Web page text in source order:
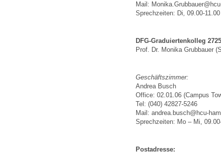
Mail:
Sprechzeiten: Di, 09.00-
DFG-Graduiertenkolleg
Prof. Dr. Monika Grubbauer
Geschäftszimmer:
Andrea Busch
Office: 02.01.06 (Campus
Tel: (040) 42827-5246
Mail: andrea.busch@hcu-
Sprechzeiten: Mo – Mi,
Postadresse: